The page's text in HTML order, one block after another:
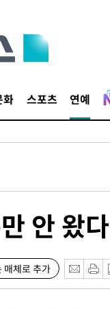
화 스포츠 연예
안 왔다
매체로 추가